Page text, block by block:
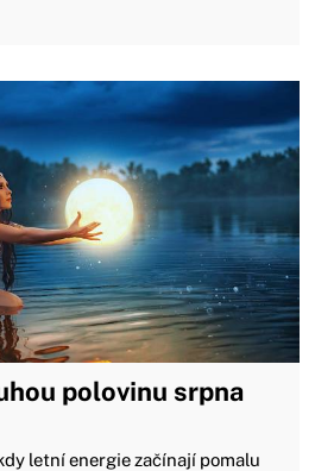
polovinu srpna
letní energie začínají pomalu